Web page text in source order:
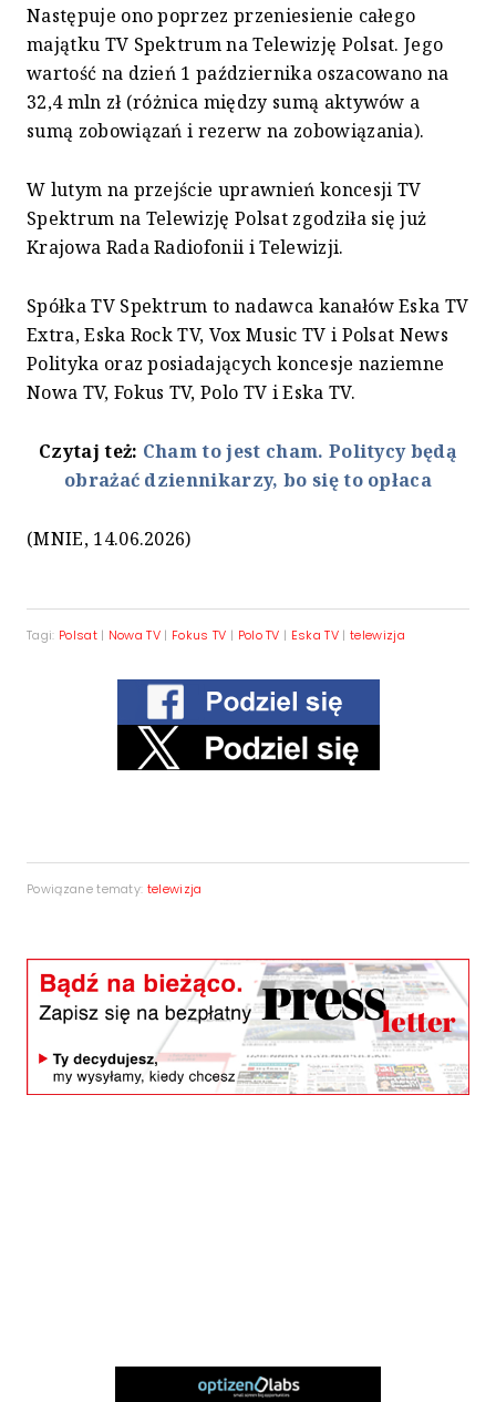
Następuje ono poprzez przeniesienie całego
majątku TV Spektrum na Telewizję Polsat. Jego
wartość na dzień 1 października oszacowano na
32,4 mln zł (różnica między sumą aktywów a
sumą zobowiązań i rezerw na zobowiązania).
W lutym na przejście uprawnień koncesji TV
Spektrum na Telewizję Polsat zgodziła się już
Krajowa Rada Radiofonii i Telewizji.
Spółka TV Spektrum to nadawca kanałów Eska TV
Extra, Eska Rock TV, Vox Music TV i Polsat News
Polityka oraz posiadających koncesje naziemne
Nowa TV, Fokus TV, Polo TV i Eska TV.
Czytaj też: Cham to jest cham. Politycy będą
obrażać dziennikarzy, bo się to opłaca
(MNIE, 14.06.2026)
Tagi: Polsat| Nowa TV | Fokus TV | Polo TV | Eska TV | telewizja
Powiązane tematy: telewizja